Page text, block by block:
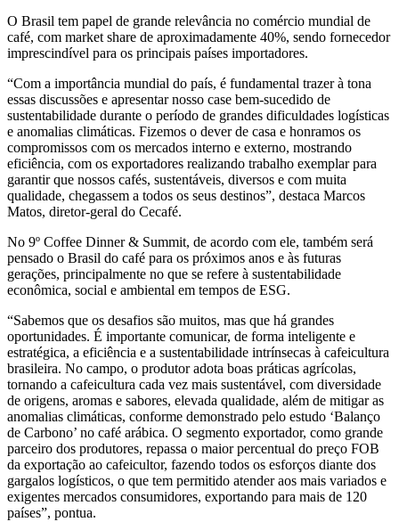
O Brasil tem papel de grande relevância no comércio mundial de
café, com market share de aproximadamente 40%, sendo fornecedor
imprescindível para os principais países importadores.
“Com a importância mundial do país, é fundamental trazer à tona
essas discussões e apresentar nosso case bem-sucedido de
sustentabilidade durante o período de grandes dificuldades logísticas
e anomalias climáticas. Fizemos o dever de casa e honramos os
compromissos com os mercados interno e externo, mostrando
eficiência, com os exportadores realizando trabalho exemplar para
garantir que nossos cafés, sustentáveis, diversos e com muita
qualidade, chegassem a todos os seus destinos”, destaca Marcos
Matos, diretor-geral do Cecafé.
No 9º Coffee Dinner & Summit, de acordo com ele, também será
pensado o Brasil do café para os próximos anos e às futuras
gerações, principalmente no que se refere à sustentabilidade
econômica, social e ambiental em tempos de ESG.
“Sabemos que os desafios são muitos, mas que há grandes
oportunidades. É importante comunicar, de forma inteligente e
estratégica, a eficiência e a sustentabilidade intrínsecas à cafeicultura
brasileira. No campo, o produtor adota boas práticas agrícolas,
tornando a cafeicultura cada vez mais sustentável, com diversidade
de origens, aromas e sabores, elevada qualidade, além de mitigar as
anomalias climáticas, conforme demonstrado pelo estudo ‘Balanço
de Carbono’ no café arábica. O segmento exportador, como grande
parceiro dos produtores, repassa o maior percentual do preço FOB
da exportação ao cafeicultor, fazendo todos os esforços diante dos
gargalos logísticos, o que tem permitido atender aos mais variados e
exigentes mercados consumidores, exportando para mais de 120
países”, pontua.